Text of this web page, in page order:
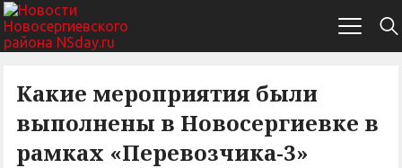
Какие мероприятия были
выполнены в Новосергиевке в
рамках «Перевозчика-3»